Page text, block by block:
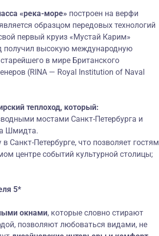
«река-море» построен на верфи
образцом передовых технологий
первый круиз «Мустай Карим»
получил высокую международную
старейшего в мире Британского
(RINA — Royal Institution of Naval
теплоход, который:
мостами Санкт-Петербурга и
Шмидта.
в Санкт-Петербурге, что позволяет гостям
центре событий культурной столицы;
5*
окнами, которые словно стирают
позволяют любоваться видами, не